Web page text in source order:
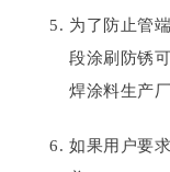
为了防止管
段涂刷防锈
焊涂料生产
如果用户要